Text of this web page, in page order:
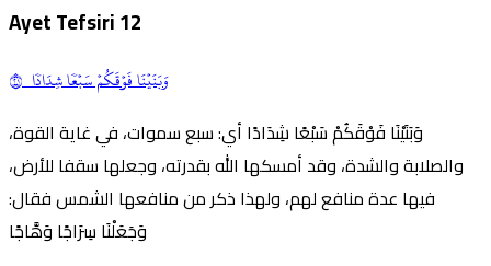
Ayet Tefsiri12
وَبَنَيۡنَا فَوۡقَكُمۡ سَبۡعٗا شِدَادٗا ١٢
وَبَنَيْنَا فَوْقَكُمْ سَبْعًا شِدَادًا أي: سبع سموات، في غاية القوة،
والصلابة والشدة، وقد أمسكها الله بقدرته، وجعلها سقفا للأرض،
فيها عدة منافع لهم، ولهذا ذكر من منافعها الشمس فقال:
وَجَعَلْنَا سِرَاجًا وَهَّاجًا